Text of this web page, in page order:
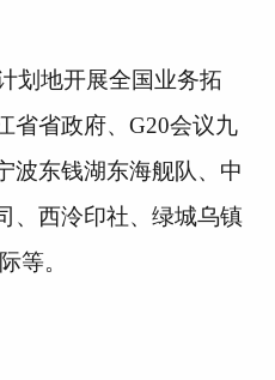
划地开展全国业务拓
省省政府、G20会议九
波东钱湖东海舰队、中
、西泠印社、绿城乌镇
等。